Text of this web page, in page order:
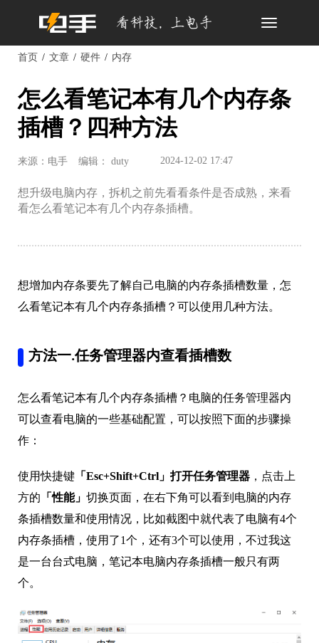
Toggle
首页 文章 硬件 内存
怎么看笔记本有几个内存条
插槽？四种方法
来源：电手 编辑： duty 2024-12-02 17:47
想升级电脑内存，拆机之前先看看条件是否成熟，来看
看怎么看笔记本有几个内存条插槽。
想增加内存条要先了解自己电脑的内存条插槽数量，怎
么看笔记本有几个内存条插槽？可以使用几种方法。
方法一.任务管理器内查看插槽数
怎么看笔记本有几个内存条插槽？电脑的任务管理器内
可以查看电脑的一些基础配置，可以按照下面的步骤操
作：
使用快捷键 「Esc+Shift+Ctrl」打开任务管理器 ，点击上
方的 「性能」 切换页面，在右下角可以看到电脑的内存
条插槽数量和使用情况，比如截图中就代表了电脑有4个
内存条插槽，使用了1个，还有3个可以使用，不过我这
是一台台式电脑，笔记本电脑内存条插槽一般只有两
个。